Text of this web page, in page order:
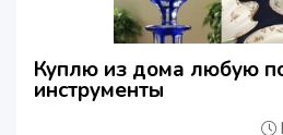
Куплю из дома любую
инструменты